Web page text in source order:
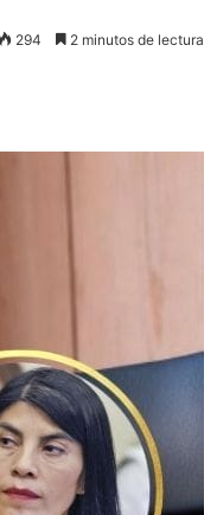
294 2 minutos de lectura